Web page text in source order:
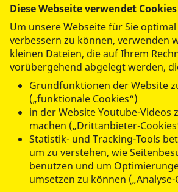
Paritätische Landesverband
von Anne Stolpe, Abteilungsleiterin
Arbeit, Soziales, Gesundheit und
Dank und Ausblick
Der ASB-Landesverband
allen Delegierten für die engagierte
konstruktiven Diskussionen und die
Die Landeskonferenz hat erneut
demokratische
persönliche Austausch im Verband
Diese Webseite verwendet Cookies
Um unsere Webseite für Sie
verbessern zu können, verwenden
kleinen Dateien, die auf Ihrem
vorübergehend abgelegt werden,
Grundfunktionen der Website
(„funktionale Cookies“)
in der Website Youtube-Videos
machen („Drittanbieter-
Statistik- und Tracking-Tools
um zu verstehen, wie
benutzen und um
umsetzen zu können („Analyse-